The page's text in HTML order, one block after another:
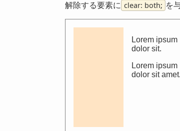
解除する要素に clear: both; を
Lorem ipsum
dolor sit.
Lorem ipsum
dolor sit amet.